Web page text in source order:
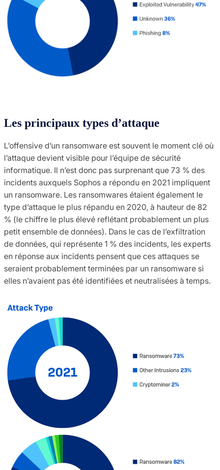
Les principaux types d’attaque
L’offensive d’un ransomware est souvent le moment clé où
l’attaque devient visible pour l’équipe de sécurité
informatique. Il n’est donc pas surprenant que 73 % des
incidents auxquels Sophos a répondu en 2021 impliquent
un ransomware. Les ransomwares étaient également le
type d’attaque le plus répandu en 2020, à hauteur de 82
% (le chiffre le plus élevé reflétant probablement un plus
petit ensemble de données). Dans le cas de l’exfiltration
de données, qui représente 1 % des incidents, les experts
en réponse aux incidents pensent que ces attaques se
seraient probablement terminées par un ransomware si
elles n’avaient pas été identifiées et neutralisées à temps.